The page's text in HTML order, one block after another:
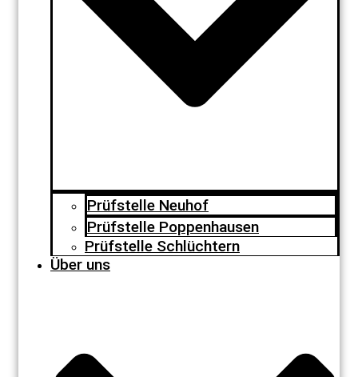
Prüfstelle Neuhof
Prüfstelle Poppenhausen
Prüfstelle Schlüchtern
Über uns